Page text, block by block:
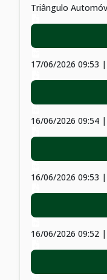
Triângulo
17/06/2026 09:53
16/06/2026 09:54
16/06/2026 09:53
16/06/2026 09:52